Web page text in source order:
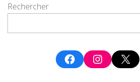
Rechercher
FacebookInstagram
X